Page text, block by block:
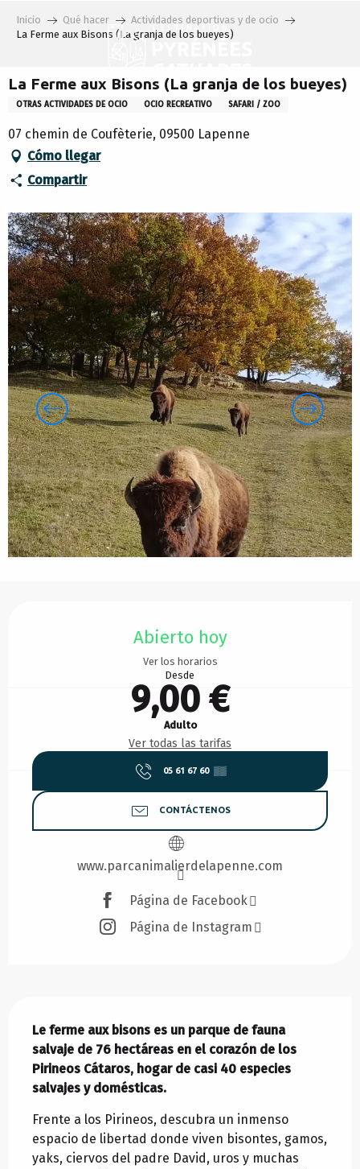
Inicio Qué hacer
Actividades deportivas y de ocio
La Ferme aux Bisons (La granja de los bueyes)
La Ferme aux Bisons (La granja de los bueyes)
OTRAS ACTIVIDADES DE OCIO OCIO RECREATIVO SAFARI / ZOO
07 chemin de Coufèterie, 09500 Lapenne
Cómo llegar
Compartir
Abierto hoy
Ver los horarios
Desde
9,00 €
Adulto
Ver todas las tarifas
05 61 67 60 ▒▒
CONTÁCTENOS
www.parcanimalierdelapenne.com
Página de Facebook
Página de Instagram
Le ferme aux bisons es un parque de fauna
salvaje de 76 hectáreas en el corazón de los
Pirineos Cátaros, hogar de casi 40 especies
salvajes y domésticas.
Frente a los Pirineos, descubra un inmenso
espacio de libertad donde viven bisontes, gamos,
yaks, ciervos del padre David, uros y muchas